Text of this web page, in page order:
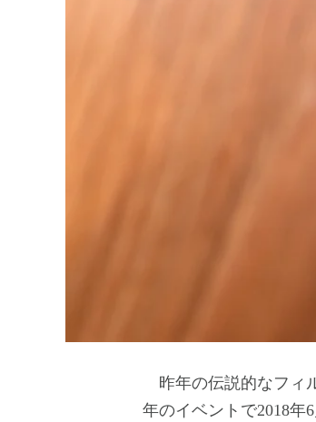
昨年の伝説的なフィ
年のイベントで2018年